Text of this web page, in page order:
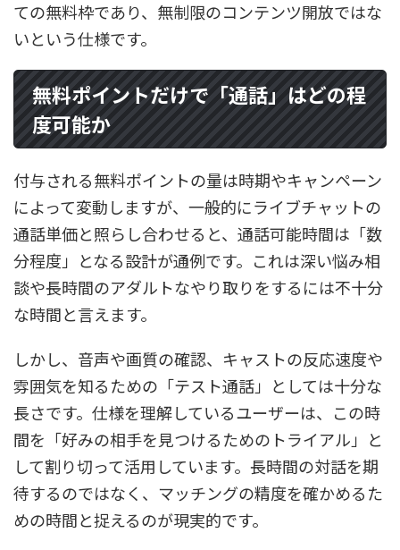
ての無料枠であり、無制限のコンテンツ開放ではな
いという仕様です。
無料ポイントだけで「通話」はどの程
度可能か
付与される無料ポイントの量は時期やキャンペーン
によって変動しますが、一般的にライブチャットの
通話単価と照らし合わせると、通話可能時間は「数
分程度」となる設計が通例です。これは深い悩み相
談や長時間のアダルトなやり取りをするには不十分
な時間と言えます。
しかし、音声や画質の確認、キャストの反応速度や
雰囲気を知るための「テスト通話」としては十分な
長さです。仕様を理解しているユーザーは、この時
間を「好みの相手を見つけるためのトライアル」と
して割り切って活用しています。長時間の対話を期
待するのではなく、マッチングの精度を確かめるた
めの時間と捉えるのが現実的です。